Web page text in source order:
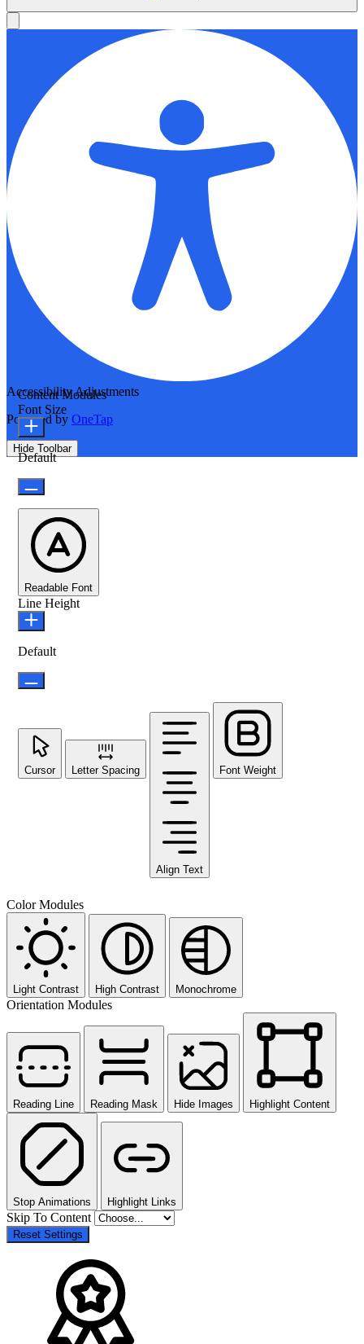
Accessibility Adjustments
Powered by OneTap
Hide Toolbar
Content Modules
Font Size
Default
Readable Font
Line Height
Default
Cursor Letter Spacing
Align Text
Font Weight
Color Modules
Light Contrast High Contrast Monochrome
Orientation Modules
Reading Line Reading Mask Hide Images Highlight Content
Stop Animations Highlight Links
Skip To Content
Reset Settings